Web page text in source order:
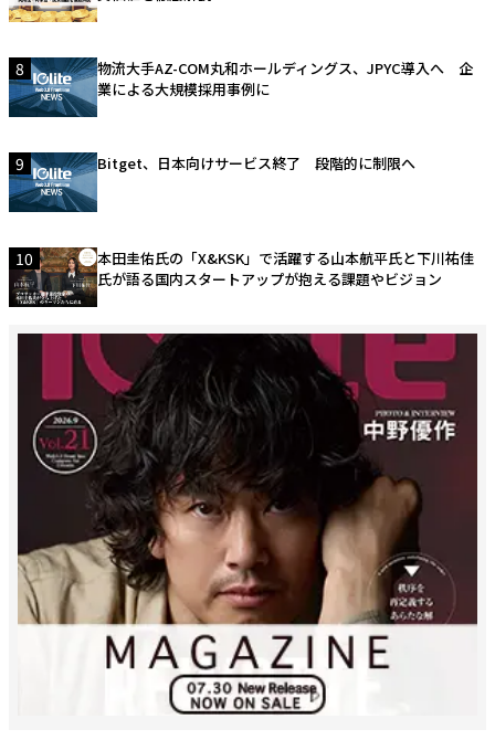
8
物流大手AZ-COM丸和ホールディングス、JPYC導入へ 企
業による大規模採用事例に
9 Bitget、日本向けサービス終了 段階的に制限へ
10
本田圭佑氏の「X&KSK」で活躍する山本航平氏と下川祐佳
氏が語る国内スタートアップが抱える課題やビジョン